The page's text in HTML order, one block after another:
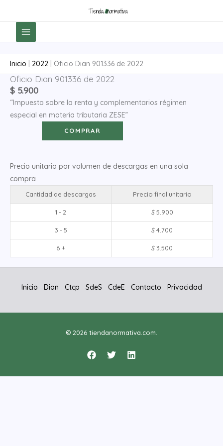
contenido
Inicio 2022 Oficio Dian 901336 de 2022
Oficio Dian 901336 de 2022
$ 5.900
“Impuesto sobre la renta y complementarios régimen
especial en materia tributaria ZESE”
Oficio
Dian
901336
de
COMPRAR
Precio unitario por volumen de descargas en una sola
compra
Cantidad de descargas Precio final unitario
1 - 2 $5.900
3 - 5 $4.700
6 + $3.500
Inicio Dian Ctcp SdeS CdeE Contacto Privacidad
© 2026 tiendanormativa.com.